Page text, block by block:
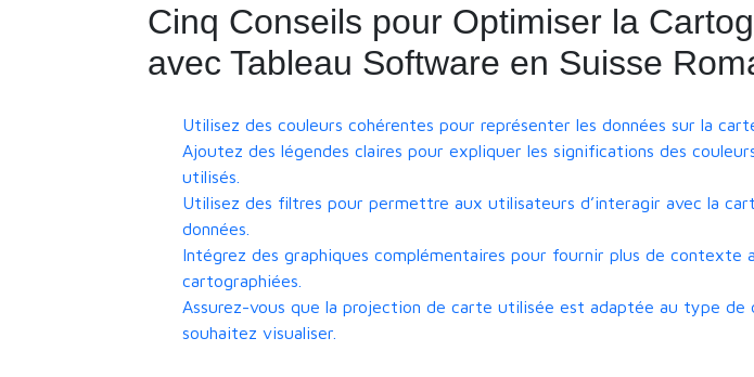
Cinq Conseils pour Optimiser la
avec Tableau Software en Suisse
Utilisez des couleurs cohérentes pour représenter les données sur la
Ajoutez des légendes claires pour expliquer les significations des
utilisés.
Utilisez des filtres pour permettre aux utilisateurs d’interagir avec la
données.
Intégrez des graphiques complémentaires pour fournir plus de contexte
cartographiées.
Assurez-vous que la projection de carte utilisée est adaptée au type de
souhaitez visualiser.